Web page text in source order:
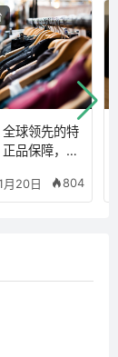
球领先的特
品保障，幸
20日 804